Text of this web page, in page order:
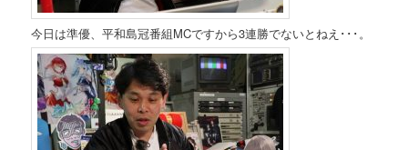
今日は準優、平和島冠番組MCですから3連勝でないとねえ･･･。